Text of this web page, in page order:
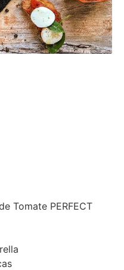
Tomate PERFECT